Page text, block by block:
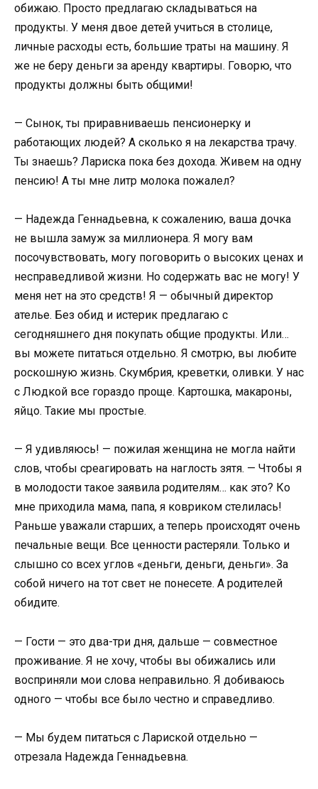
обижаю. Просто предлагаю складываться на
продукты. У меня двое детей учиться в столице,
личные расходы есть, большие траты на машину. Я
же не беру деньги за аренду квартиры. Говорю, что
продукты должны быть общими!
— Сынок, ты приравниваешь пенсионерку и
работающих людей? А сколько я на лекарства трачу.
Ты знаешь? Лариска пока без дохода. Живем на одну
пенсию! А ты мне литр молока пожалел?
— Надежда Геннадьевна, к сожалению, ваша дочка
не вышла замуж за миллионера. Я могу вам
посочувствовать, могу поговорить о высоких ценах и
несправедливой жизни. Но содержать вас не могу! У
меня нет на это средств! Я — обычный директор
ателье. Без обид и истерик предлагаю с
сегодняшнего дня покупать общие продукты. Или…
вы можете питаться отдельно. Я смотрю, вы любите
роскошную жизнь. Скумбрия, креветки, оливки. У нас
с Людкой все гораздо проще. Картошка, макароны,
яйцо. Такие мы простые.
— Я удивляюсь! — пожилая женщина не могла найти
слов, чтобы среагировать на наглость зятя. — Чтобы я
в молодости такое заявила родителям… как это? Ко
мне приходила мама, папа, я ковриком стелилась!
Раньше уважали старших, а теперь происходят очень
печальные вещи. Все ценности растеряли. Только и
слышно со всех углов «деньги, деньги, деньги». За
собой ничего на тот свет не понесете. А родителей
обидите.
— Гости — это два-три дня, дальше — совместное
проживание. Я не хочу, чтобы вы обижались или
восприняли мои слова неправильно. Я добиваюсь
одного — чтобы все было честно и справедливо.
— Мы будем питаться с Лариской отдельно —
отрезала Надежда Геннадьевна.